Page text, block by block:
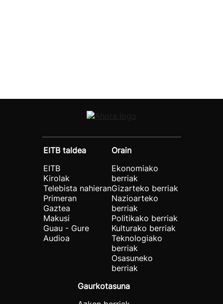
EITB taldea
EITB
Kirolak
Telebista nahieran
Primeran
Gaztea
Makusi
Guau - Gure
Audioa
Orain
Ekonomiako
berriak
Gizarteko berriak
Nazioarteko
berriak
Politikako berriak
Kulturako berriak
Teknologiako
berriak
Osasuneko
berriak
Gaurkotasuna